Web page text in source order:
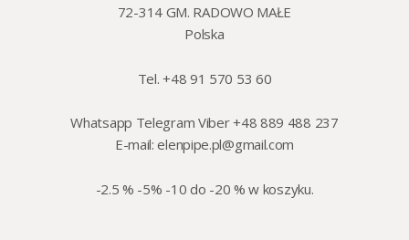
72-314 GM. RADOWO MAŁE
Polska
Tel. +48 91 570 53 60
Whatsapp Telegram Viber +48 889 488 237
E-mail:elenpipe.pl@gmail.com
-2.5 % -5% -10 do -20 % w koszyku.